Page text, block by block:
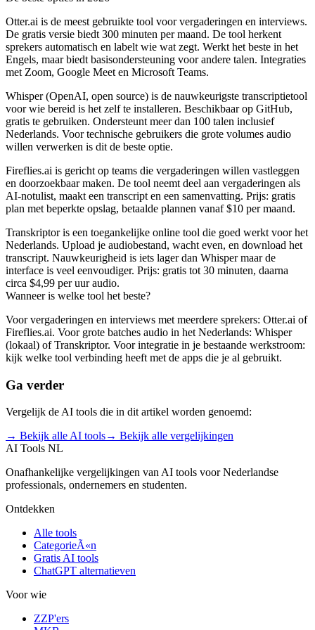
Otter.ai is de meest gebruikte tool voor vergaderingen en interviews.
De gratis versie biedt 300 minuten per maand. De tool herkent
sprekers automatisch en labelt wie wat zegt. Werkt het beste in het
Engels, maar biedt basisondersteuning voor andere talen. Integraties
met Zoom, Google Meet en Microsoft Teams.
Whisper (OpenAI, open source) is de nauwkeurigste transcriptietool
voor wie bereid is het zelf te installeren. Beschikbaar op GitHub,
gratis te gebruiken. Ondersteunt meer dan 100 talen inclusief
Nederlands. Voor technische gebruikers die grote volumes audio
willen verwerken is dit de beste optie.
Fireflies.ai is gericht op teams die vergaderingen willen vastleggen
en doorzoekbaar maken. De tool neemt deel aan vergaderingen als
AI-notulist, maakt een transcript en een samenvatting. Prijs: gratis
plan met beperkte opslag, betaalde plannen vanaf $10 per maand.
Transkriptoris een toegankelijke online tool die goed werkt voor het
Nederlands. Upload je audiobestand, wacht even, en download het
transcript. Nauwkeurigheid is iets lager dan Whisper maar de
interface is veel eenvoudiger. Prijs: gratis tot 30 minuten, daarna
circa $4,99 per uur audio.
Wanneer is welke tool het beste?
Voor vergaderingen en interviews met meerdere sprekers: Otter.ai of
Fireflies.ai. Voor grote batches audio in het Nederlands: Whisper
(lokaal) of Transkriptor. Voor integratie in je bestaande werkstroom:
kijk welke tool verbinding heeft met de apps die je al gebruikt.
Ga verder
Vergelijk de AI tools die in dit artikel worden genoemd:
→ Bekijk alle AI tools→ Bekijk alle vergelijkingen
AI Tools NL
Onafhankelijke vergelijkingen van AI tools voor Nederlandse
professionals, ondernemers en studenten.
Ontdekken
Alle tools
CategorieÃ«n
Gratis AI tools
ChatGPT alternatieven
Voor wie
ZZP'ers